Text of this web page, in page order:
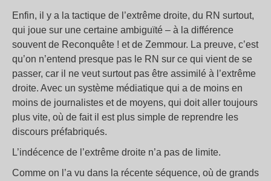
Enfin, il y a la tactique de l’extrême droite, du RN surtout,
qui joue sur une certaine ambiguïté – à la différence
souvent de Reconquête ! et de Zemmour. La preuve, c’est
qu’on n’entend presque pas le RN sur ce qui vient de se
passer, car il ne veut surtout pas être assimilé à l’extrême
droite. Avec un système médiatique qui a de moins en
moins de journalistes et de moyens, qui doit aller toujours
plus vite, où de fait il est plus simple de reprendre les
discours préfabriqués.
L’indécence de l’extrême droite n’a pas de limite.
Comme on l’a vu dans la récente séquence, où de grands